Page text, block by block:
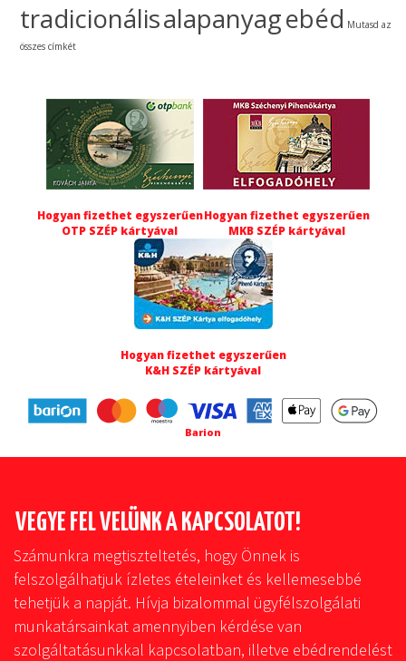
tradicionálisalapanyagebéd Mutasd az
összes címkét
Hogyan fizethet egyszerűen
OTP SZÉP kártyával
Hogyan fizethet egyszerűen
MKB SZÉP kártyával
Hogyan fizethet egyszerűen
K&H SZÉP kártyával
Barion
VEGYE FEL VELÜNK A KAPCSOLATOT!
Számunkra megtiszteltetés, hogy Önnek is
felszolgálhatjuk ízletes ételeinket és kellemesebbé
tehetjük a napját. Hívja bizalommal ügyfélszolgálati
munkatársainkat amennyiben kérdése van
szolgáltatásunkkal kapcsolatban, illetve ebédrendelést